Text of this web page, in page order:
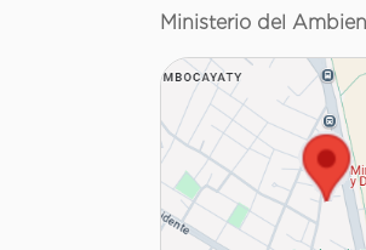
Ministerio del